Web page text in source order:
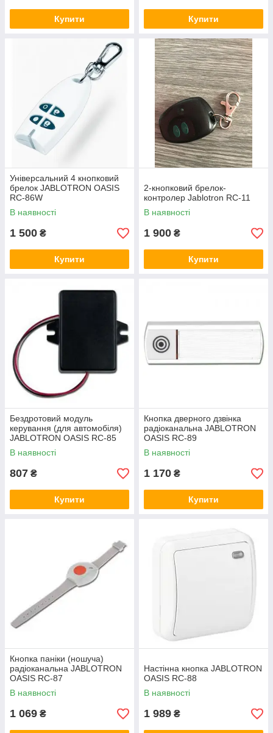
Купити Купити
Універсальний 4 кнопковий
брелок JABLOTRON OASIS
RC-86W
В наявності
1 500 ₴
Купити
2-кнопковий брелок-
контролер Jablotron RC-11
В наявності
1 900 ₴
Купити
Бездротовий модуль
керування (для автомобіля)
JABLOTRON OASIS RC-85
В наявності
807 ₴
Купити
Кнопка дверного дзвінка
радіоканальна JABLOTRON
OASIS RC-89
В наявності
1 170 ₴
Купити
Кнопка паніки (ношуча)
радіоканальна JABLOTRON
OASIS RC-87
В наявності
1 069 ₴
Настінна кнопка JABLOTRON
OASIS RC-88
В наявності
1 989 ₴